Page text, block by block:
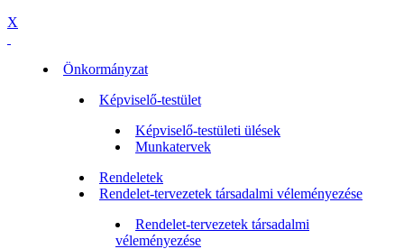
X
Önkormányzat
Képviselő-testület
Képviselő-testületi ülések
Munkatervek
Rendeletek
Rendelet-tervezetek társadalmi véleményezése
Rendelet-tervezetek társadalmi
véleményezése